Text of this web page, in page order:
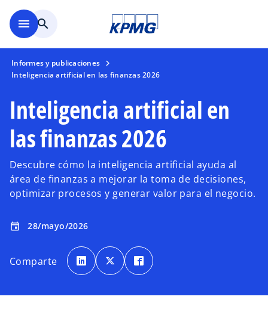
menu search
Informes y publicaciones
Inteligencia artificial en las finanzas 2026
Inteligencia artificial en
las finanzas 2026
Descubre cómo la inteligencia artificial ayuda al
área de finanzas a mejorar la toma de decisiones,
optimizar procesos y generar valor para el negocio.
event 28/mayo/2026
Comparte e
a
b
e
a
b
e
a